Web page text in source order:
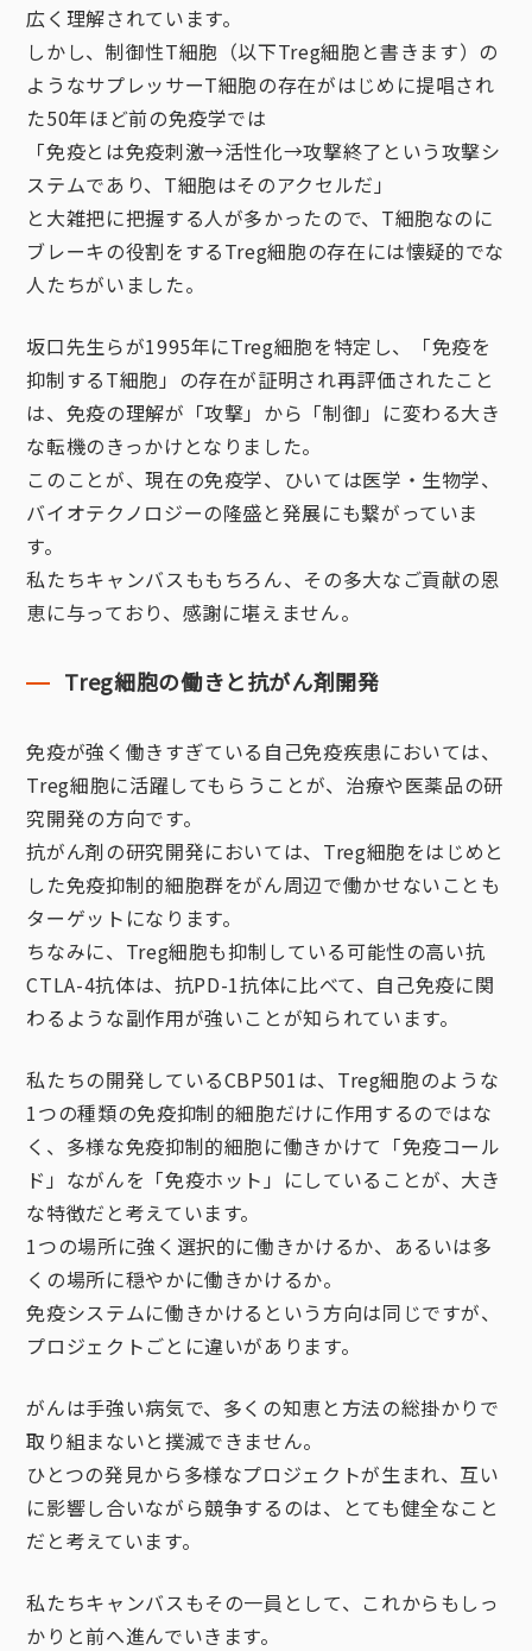
広く理解されています。
しかし、制御性T細胞（以下Treg細胞と書きます）の
ようなサプレッサーT細胞の存在がはじめに提唱され
た50年ほど前の免疫学では
「免疫とは免疫刺激→活性化→攻撃終了という攻撃シ
ステムであり、T細胞はそのアクセルだ」
と大雑把に把握する人が多かったので、T細胞なのに
ブレーキの役割をするTreg細胞の存在には懐疑的でな
人たちがいました。
坂口先生らが1995年にTreg細胞を特定し、「免疫を
抑制するT細胞」の存在が証明され再評価されたこと
は、免疫の理解が「攻撃」から「制御」に変わる大き
な転機のきっかけとなりました。
このことが、現在の免疫学、ひいては医学・生物学、
バイオテクノロジーの隆盛と発展にも繋がっていま
す。
私たちキャンバスももちろん、その多大なご貢献の恩
恵に与っており、感謝に堪えません。
Treg細胞の働きと抗がん剤開発
免疫が強く働きすぎている自己免疫疾患においては、
Treg細胞に活躍してもらうことが、治療や医薬品の研
究開発の方向です。
抗がん剤の研究開発においては、Treg細胞をはじめと
した免疫抑制的細胞群をがん周辺で働かせないことも
ターゲットになります。
ちなみに、Treg細胞も抑制している可能性の高い抗
CTLA-4抗体は、抗PD-1抗体に比べて、自己免疫に関
わるような副作用が強いことが知られています。
私たちの開発しているCBP501は、Treg細胞のような
1つの種類の免疫抑制的細胞だけに作用するのではな
く、多様な免疫抑制的細胞に働きかけて「免疫コール
ド」ながんを「免疫ホット」にしていることが、大き
な特徴だと考えています。
1つの場所に強く選択的に働きかけるか、あるいは多
くの場所に穏やかに働きかけるか。
免疫システムに働きかけるという方向は同じですが、
プロジェクトごとに違いがあります。
がんは手強い病気で、多くの知恵と方法の総掛かりで
取り組まないと撲滅できません。
ひとつの発見から多様なプロジェクトが生まれ、互い
に影響し合いながら競争するのは、とても健全なこと
だと考えています。
私たちキャンバスもその一員として、これからもしっ
かりと前へ進んでいきます。